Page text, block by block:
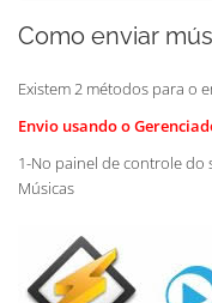
Como enviar
Existem 2 métodos para o
Envio usando o
1-No painel de controle do
Músicas